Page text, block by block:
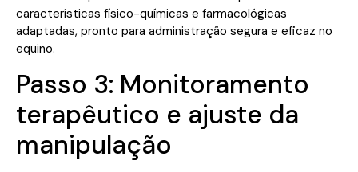
características físico-químicas e farmacológicas
adaptadas, pronto para administração segura e eficaz no
equino.
Passo 3: Monitoramento
terapêutico e ajuste da
manipulação